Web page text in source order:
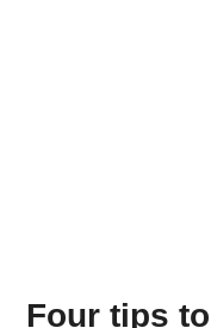
Four tips